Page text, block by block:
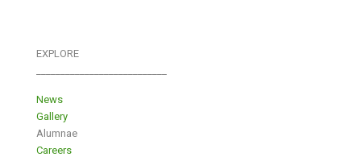
EXPLORE
News
Gallery
Alumnae
Careers